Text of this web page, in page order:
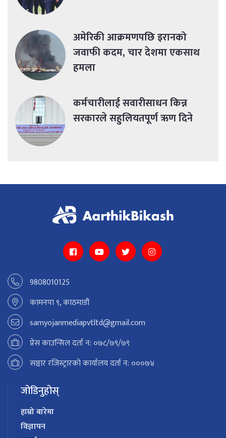
अमेरिकी आक्रमणपछि इरानको
जवाफी कदम, चार देशमा एकसाथ
हमला
कर्मचारीलाई सवारीसाधन किन्न
सरकारले सहुलियतपूर्ण ऋण दिने
9808010125
कामनपा ९, काठमाडौं
samyojanmediapvtltd@gmail.com
प्रेस काउन्सिल दर्ता न: ०७८/७९/७९
सञ्चार रजिस्ट्रारको कार्यालय दर्ता न: ०००७४
जोडिनुहोस्
हाम्रो बारेमा
विज्ञापन